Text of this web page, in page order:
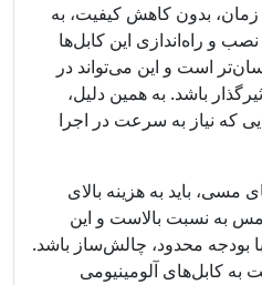
بدون کاهش کیفیت، به
و راه‌اندازی این کابل‌ها
است و این می‌تواند در
باشد. به همین دلیل،
که نیاز به سرعت در اجرا
مسی، باید به هزینه بالای
به نسبت بالاست و این
بودجه محدود، چالش‌ساز باشد.
کابل‌های آلومینیومی